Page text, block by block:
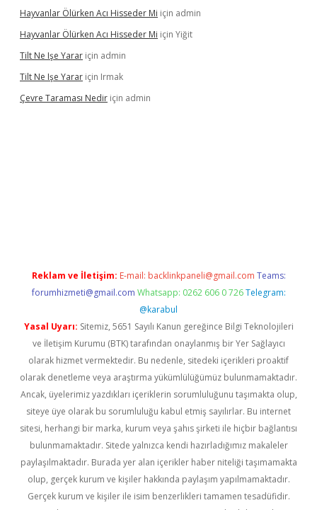
Hayvanlar Ölürken Acı Hisseder Mi için admin
Hayvanlar Ölürken Acı Hisseder Mi için Yiğit
Tilt Ne Işe Yarar için admin
Tilt Ne Işe Yarar için Irmak
Çevre Taraması Nedir için admin
Reklam ve İletişim: E-mail: backlinkpaneli@gmail.com Teams:
forumhizmeti@gmail.com Whatsapp: 0262 606 0 726 Telegram:
@karabul
Yasal Uyarı: Sitemiz, 5651 Sayılı Kanun gereğince Bilgi Teknolojileri
ve İletişim Kurumu (BTK) tarafından onaylanmış bir Yer Sağlayıcı
olarak hizmet vermektedir. Bu nedenle, sitedeki içerikleri proaktif
olarak denetleme veya araştırma yükümlülüğümüz bulunmamaktadır.
Ancak, üyelerimiz yazdıkları içeriklerin sorumluluğunu taşımakta olup,
siteye üye olarak bu sorumluluğu kabul etmiş sayılırlar. Bu internet
sitesi, herhangi bir marka, kurum veya şahıs şirketi ile hiçbir bağlantısı
bulunmamaktadır. Sitede yalnızca kendi hazırladığımız makaleler
paylaşılmaktadır. Burada yer alan içerikler haber niteliği taşımamakta
olup, gerçek kurum ve kişiler hakkında paylaşım yapılmamaktadır.
Gerçek kurum ve kişiler ile isim benzerlikleri tamamen tesadüfidir.